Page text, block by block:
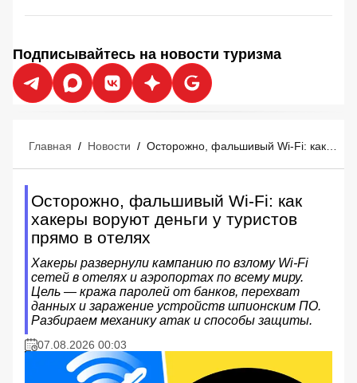
Подписывайтесь на новости туризма
Главная / Новости /
Осторожно, фальшивый Wi-Fi: как
хакеры воруют деньги у туристов
прямо в отелях
Хакеры развернули кампанию по взлому Wi-Fi
сетей в отелях и аэропортах по всему миру.
Цель — кража паролей от банков, перехват
данных и заражение устройств шпионским ПО.
Разбираем механику атак и способы защиты.
07.08.2026 00:03